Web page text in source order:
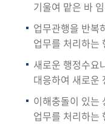
기울여 맡은 바
업무관행을 반복
업무를 처리하는
새로운 행정수요
대응하여 새로운
이해충돌이 있는
업무를 처리하는